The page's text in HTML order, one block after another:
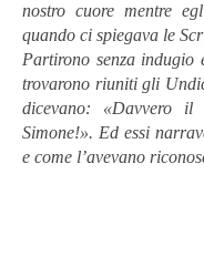
nostro cuore mentre
quando ci spiegava le
Partirono senza indugio
trovarono riuniti gli
dicevano: «Davvero
Simone!». Ed essi
e come l’avevano